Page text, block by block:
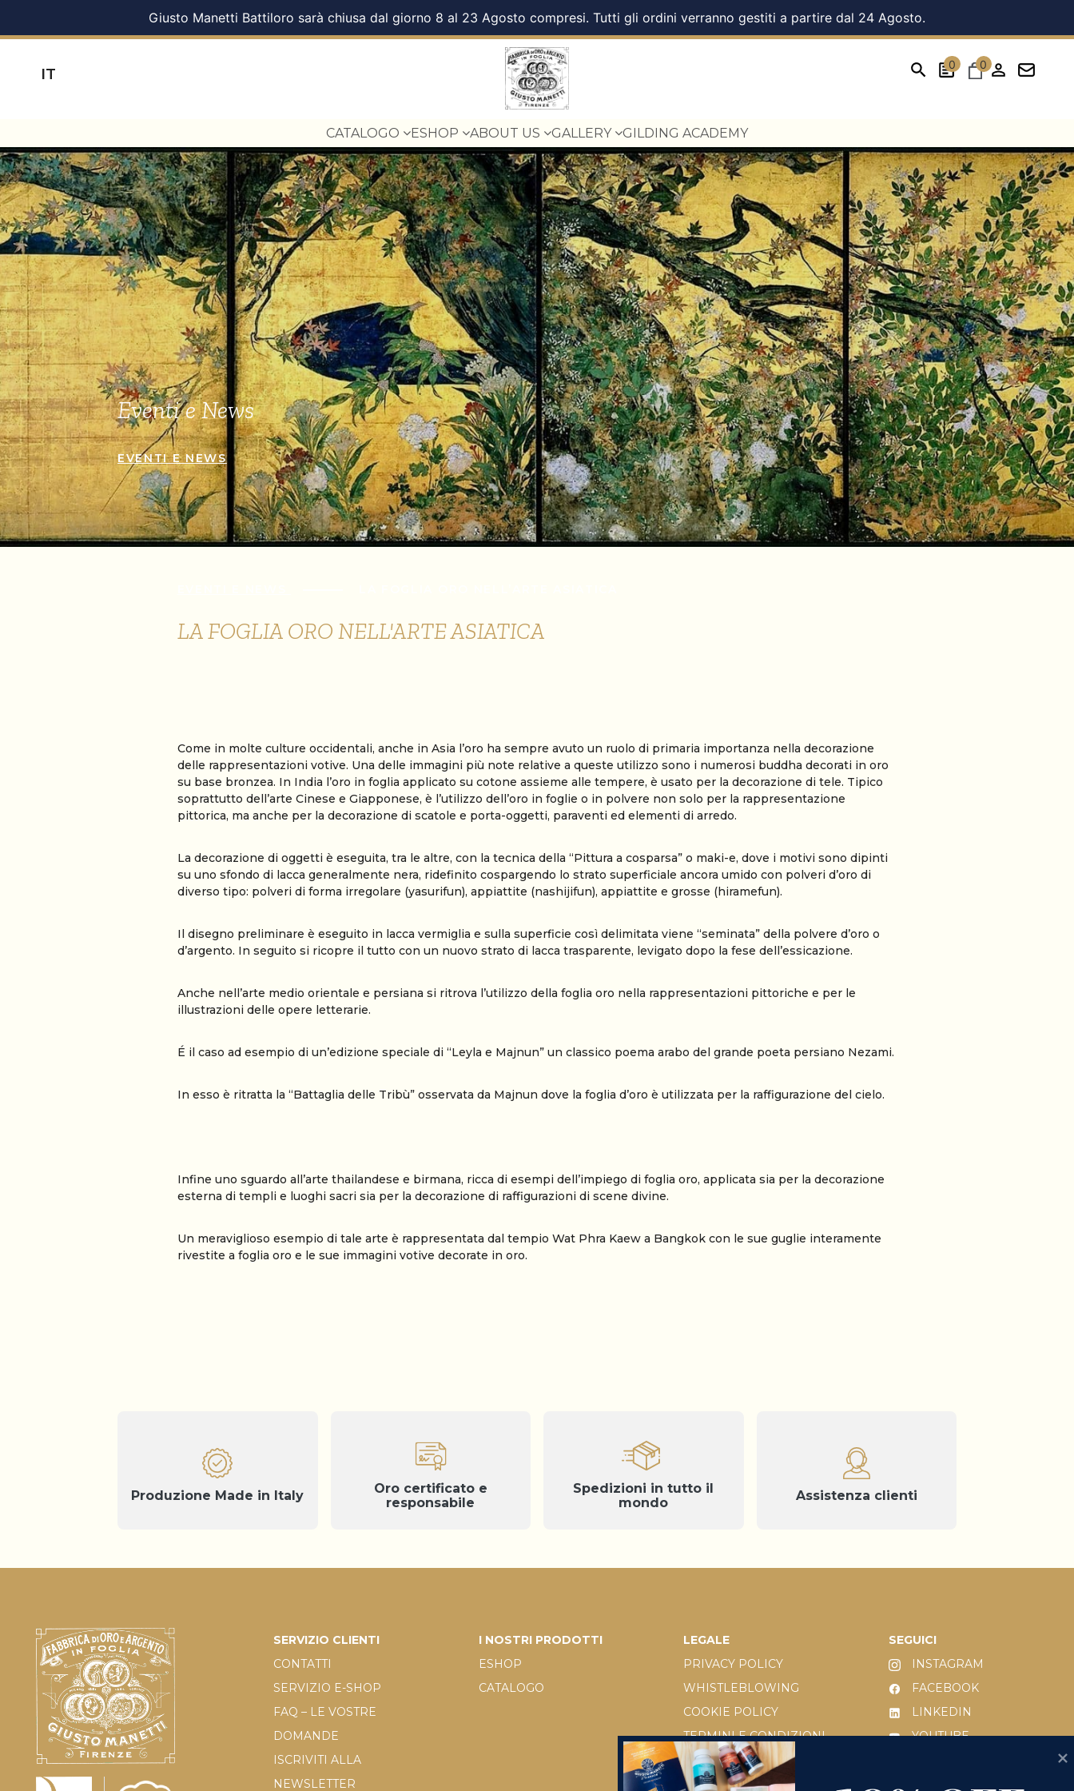
Giusto Manetti Battiloro sarà chiusa dal giorno 8 al 23 Agosto compresi. Tutti gli ordini verranno gestiti a partire dal 24 Agosto.
IT
0 0
CATALOGO ESHOP ABOUT US GALLERY GILDING ACADEMY
Eventi e News
EVENTI E NEWS
LA FOGLIA ORO NELL'ARTE ASIATICA
Come in molte culture occidentali, anche in Asia l’oro ha sempre avuto un ruolo di primaria importanza nella decorazione
delle rappresentazioni votive. Una delle immagini più note relative a queste utilizzo sono i numerosi buddha decorati in oro
su base bronzea. In India l’oro in foglia applicato su cotone assieme alle tempere, è usato per la decorazione di tele. Tipico
soprattutto dell’arte Cinese e Giapponese, è l’utilizzo dell’oro in foglie o in polvere non solo per la rappresentazione
pittorica, ma anche per la decorazione di scatole e porta-oggetti, paraventi ed elementi di arredo.
La decorazione di oggetti è eseguita, tra le altre, con la tecnica della “Pittura a cosparsa” o maki-e, dove i motivi sono dipinti
su uno sfondo di lacca generalmente nera, ridefinito cospargendo lo strato superficiale ancora umido con polveri d’oro di
diverso tipo: polveri di forma irregolare (yasurifun), appiattite (nashijifun), appiattite e grosse (hiramefun).
Il disegno preliminare è eseguito in lacca vermiglia e sulla superficie così delimitata viene “seminata” della polvere d’oro o
d’argento. In seguito si ricopre il tutto con un nuovo strato di lacca trasparente, levigato dopo la fese dell’essicazione.
Anche nell’arte medio orientale e persiana si ritrova l’utilizzo della foglia oro nella rappresentazioni pittoriche e per le
illustrazioni delle opere letterarie.
É il caso ad esempio di un’edizione speciale di “Leyla e Majnun” un classico poema arabo del grande poeta persiano Nezami.
In esso è ritratta la “Battaglia delle Tribù” osservata da Majnun dove la foglia d’oro è utilizzata per la raffigurazione del cielo.
Infine uno sguardo all’arte thailandese e birmana, ricca di esempi dell’impiego di foglia oro, applicata sia per la decorazione
esterna di templi e luoghi sacri sia per la decorazione di raffigurazioni di scene divine.
Un meraviglioso esempio di tale arte è rappresentata dal tempio Wat Phra Kaew a Bangkok con le sue guglie interamente
rivestite a foglia oro e le sue immagini votive decorate in oro.
Produzione Made in Italy
Oro certificato e
responsabile
Spedizioni in tutto il
mondo
Assistenza clienti
SERVIZIO CLIENTI
CONTATTI
SERVIZIO E-SHOP
FAQ – LE VOSTRE
DOMANDE
ISCRIVITI ALLA
NEWSLETTER
I NOSTRI PRODOTTI
ESHOP
CATALOGO
LEGALE
PRIVACY POLICY
WHISTLEBLOWING
COOKIE POLICY
TERMINI E CONDIZIONI
D.LGS 231/2001
RICHIESTA DI RESO
SEGUICI
INSTAGRAM
FACEBOOK
LINKEDIN
YOUTUBE